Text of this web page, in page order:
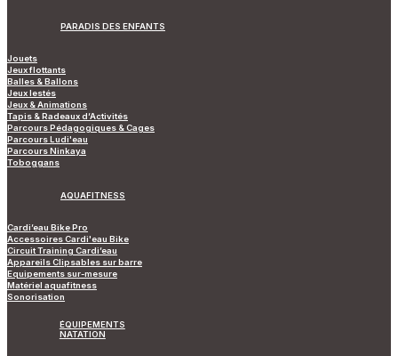
PARADIS DES ENFANTS
Jouets
Jeux flottants
Balles & Ballons
Jeux lestés
Jeux & Animations
Tapis & Radeaux d’Activités
Parcours Pédagogiques & Cages
Parcours Ludi'eau
Parcours Ninkaya
Toboggans
AQUAFITNESS
Cardi’eau Bike Pro
Accessoires Cardi'eau Bike
Circuit Training Cardi’eau
Appareils Clipsables sur barre
Equipements sur-mesure
Matériel aquafitness
Sonorisation
ÉQUIPEMENTS
NATATION